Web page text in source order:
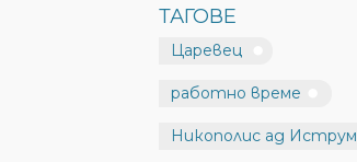
ТАГОВЕ
Царевец
работно време
Никополис ад Иструм